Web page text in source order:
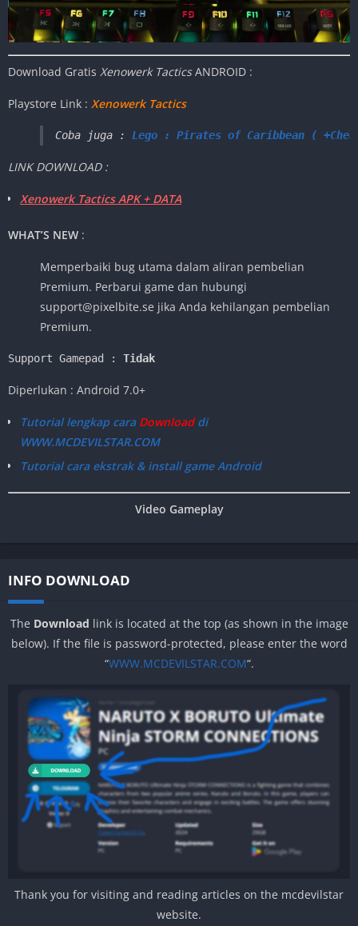
Download Gratis Xenowerk TacticsANDROID :
Playstore Link : Xenowerk Tactics
Coba juga : Lego : Pirates of Caribbean (
LINK DOWNLOAD :
Xenowerk Tactics APK + DATA
WHAT’S NEW :
Memperbaiki bug utama dalam aliran pembelian
Premium. Perbarui game dan hubungi
support@pixelbite.se jika Anda kehilangan pembelian
Premium.
Support Gamepad : Tidak
Diperlukan : Android 7.0+
Tutorial lengkap caraDownloaddi
WWW.MCDEVILSTAR.COM
Tutorial cara ekstrak & install game Android
Video Gameplay
INFO DOWNLOAD
The Download link is located at the top (as shown in the image
below). If the file is password-protected, please enter the word
“WWW.MCDEVILSTAR.COM“.
Thank you for visiting and reading articles on the mcdevilstar
website.